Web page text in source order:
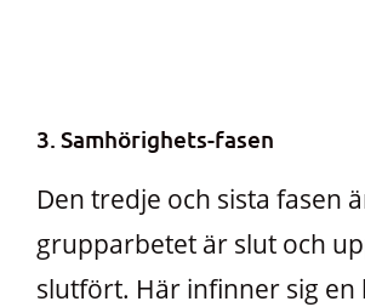
3. Samhörighets-fasen
Den tredje och sista fasen
grupparbetet är slut och
slutfört. Här infinner sig en